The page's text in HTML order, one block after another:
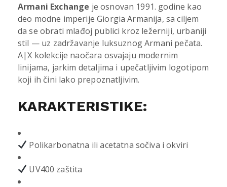
Armani Exchange je osnovan 1991. godine kao
deo modne imperije Giorgia Armanija, sa ciljem
da se obrati mlađoj publici kroz ležerniji, urbaniji
stil — uz zadržavanje luksuznog Armani pečata.
A|X kolekcije naočara osvajaju modernim
linijama, jarkim detaljima i upečatljivim logotipom
koji ih čini lako prepoznatljivim.
KARAKTERISTIKE:
Polikarbonatna ili acetatna sočiva i okviri
UV400 zaštita